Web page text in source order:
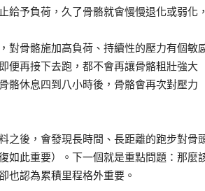
給予負荷，久了骨骼就會慢慢退化或弱化
對骨骼施加高負荷、持續性的壓力有個敏
便再接下去跑，都不會再讓骨骼粗壯強大
骼休息四到八小時後，骨骼會再次對壓力
之後，會發現長時間、長距離的跑步對骨
如此重要）。下一個就是重點問題：那麼
也認為累積里程格外重要。